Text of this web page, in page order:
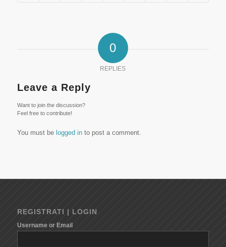
0
REPLIES
Leave a Reply
Want to join the discussion?
Feel free to contribute!
You must be logged into post a comment.
REGISTRATI | LOGIN
Username or Email